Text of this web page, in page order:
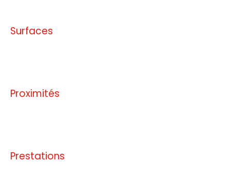
Surfaces
Proximités
Prestations